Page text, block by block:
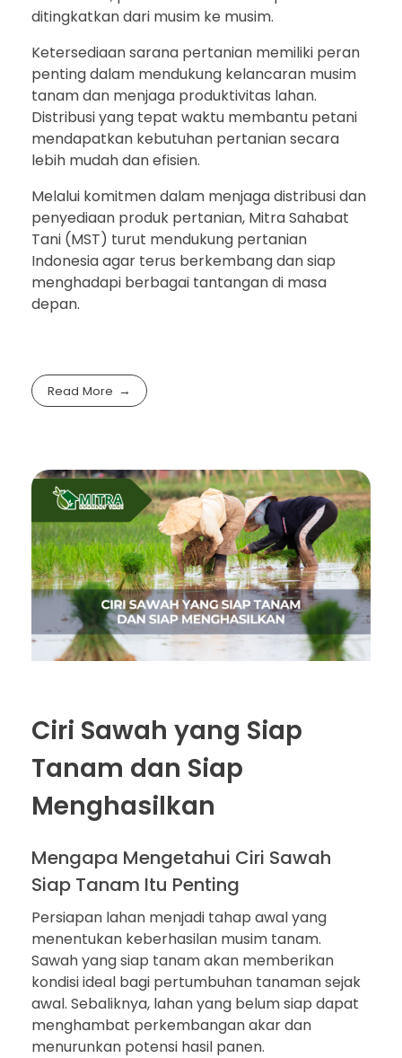
ditingkatkan dari musim ke musim.
Ketersediaan sarana pertanian memiliki peran
penting dalam mendukung kelancaran musim
tanam dan menjaga produktivitas lahan.
Distribusi yang tepat waktu membantu petani
mendapatkan kebutuhan pertanian secara
lebih mudah dan efisien.
Melalui komitmen dalam menjaga distribusi dan
penyediaan produk pertanian, Mitra Sahabat
Tani (MST) turut mendukung pertanian
Indonesia agar terus berkembang dan siap
menghadapi berbagai tantangan di masa
depan.
Read More
Ciri Sawah yang Siap
Tanam dan Siap
Menghasilkan
Mengapa Mengetahui Ciri Sawah
Siap Tanam Itu Penting
Persiapan lahan menjadi tahap awal yang
menentukan keberhasilan musim tanam.
Sawah yang siap tanam akan memberikan
kondisi ideal bagi pertumbuhan tanaman sejak
awal. Sebaliknya, lahan yang belum siap dapat
menghambat perkembangan akar dan
menurunkan potensi hasil panen.